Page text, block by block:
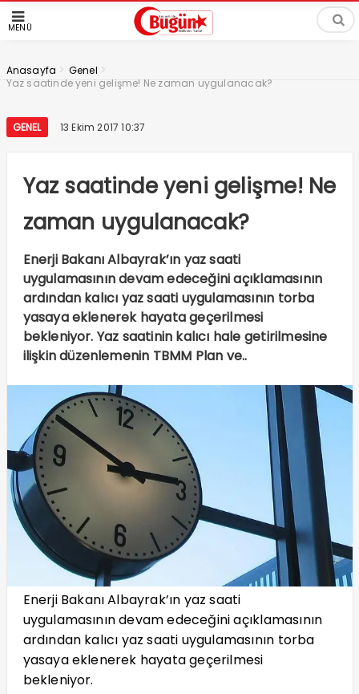
MENÜ
Anasayfa > Genel >
Yaz saatinde yeni gelişme! Ne zaman uygulanacak?
GENEL 13 Ekim 2017 10:37
Yaz saatinde yeni gelişme! Ne
zaman uygulanacak?
Enerji Bakanı Albayrak’ın yaz saati
uygulamasının devam edeceğini açıklamasının
ardından kalıcı yaz saati uygulamasının torba
yasaya eklenerek hayata geçerilmesi
bekleniyor. Yaz saatinin kalıcı hale getirilmesine
ilişkin düzenlemenin TBMM Plan ve..
Enerji Bakanı Albayrak’ın yaz saati
uygulamasının devam edeceğini açıklamasının
ardından kalıcı yaz saati uygulamasının torba
yasaya eklenerek hayata geçerilmesi
bekleniyor.